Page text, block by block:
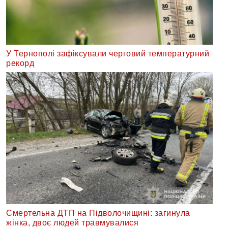
У Тернополі зафіксували черговий температурний
рекорд
Смертельна ДТП на Підволочищині: загинула
жінка, двоє людей травмувалися